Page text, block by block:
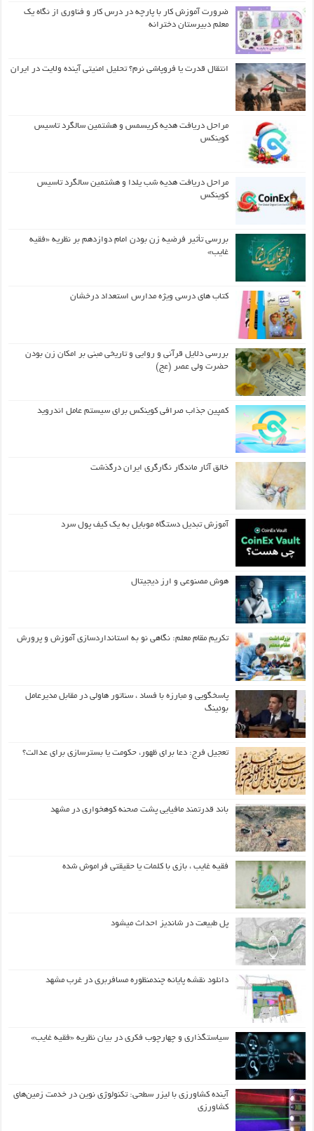
ضرورت آموزش کار با پارچه در درس کار و فناوری از نگاه یک
معلم دبیرستان دخترانه
انتقال قدرت یا فروپاشی نرم؟ تحلیل امنیتی آینده ولایت در ایران
مراحل دریافت هدیه کریسمس و هشتمین سالگرد تاسیس
کوینکس
مراحل دریافت هدیه شب یلدا و هشتمین سالگرد تاسیس
کوینکس
بررسی تأثیر فرضیه زن بودن امام دوازدهم بر نظریه «فقیه
غایب»
کتاب های درسی ویژه مدارس استعداد درخشان
بررسی دلایل قرآنی و روایی و تاریخی مبنی بر امکان زن بودن
حضرت ولی عصر (عج)
کمپین جذاب صرافی کوینکس برای سیستم عامل اندروید
خالق آثار ماندگار نگارگری ایران درگذشت
آموزش تبدیل دستگاه موبایل به یک کیف‌ پول سرد
هوش مصنوعی و ارز دیجیتال
تکریم مقام معلم: نگاهی نو به استانداردسازی آموزش و پرورش
پاسخگویی و مبارزه با فساد ، سناتور هاولی در مقابل مدیرعامل
بوئینگ
تعجیل فرج: دعا برای ظهور، حکومت یا بسترسازی برای عدالت؟
باند قدرتمند مافیایی پشت صحنه کوهخواری در مشهد
فقیه غایب ، بازی با کلمات یا حقیقتی فراموش شده
پل طبیعت در شاندیز احداث میشود
دانلود نقشه پایانه چندمنظوره مسافربری در غرب مشهد
سیاستگذاری و چهارچوب فکری در بیان نظریه «فقیه غایب»
آینده کشاورزی با لیزر سطحی: تکنولوژی نوین در خدمت زمین‌های
کشاورزی